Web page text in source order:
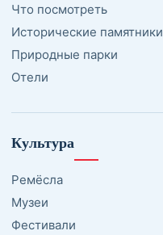
Что посмотреть
Исторические памятники
Природные парки
Отели
Культура
Ремёсла
Музеи
Фестивали